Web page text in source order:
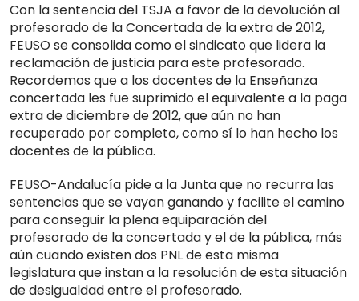
Con la sentencia del TSJA a favor de la devolución al
profesorado de la Concertada de la extra de 2012,
FEUSO se consolida como el sindicato que lidera la
reclamación de justicia para este profesorado.
Recordemos que a los docentes de la Enseñanza
concertada les fue suprimido el equivalente a la paga
extra de diciembre de 2012, que aún no han
recuperado por completo, como sí lo han hecho los
docentes de la pública.
FEUSO-Andalucía pide a la Junta que no recurra las
sentencias que se vayan ganando y facilite el camino
para conseguir la plena equiparación del
profesorado de la concertada y el de la pública, más
aún cuando existen dos PNL de esta misma
legislatura que instan a la resolución de esta situación
de desigualdad entre el profesorado.